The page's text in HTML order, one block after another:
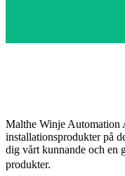
Malthe Winje Automation
installationsprodukter på
dig vårt kunnande och en
produkter.